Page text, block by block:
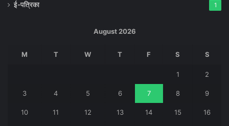
ई-पत्रिका 1
August 2026
M T W T F S S
1 2
3 4 5 6 7 8 9
10 11 12 13 14 15 16